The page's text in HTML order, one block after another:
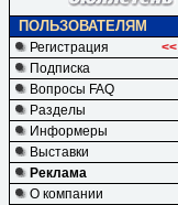
ПОЛЬЗОВАТЕЛЯМ
Регистрация
<<
Подписка
Вопросы FAQ
Разделы
Информеры
Выставки
Реклама
О компании